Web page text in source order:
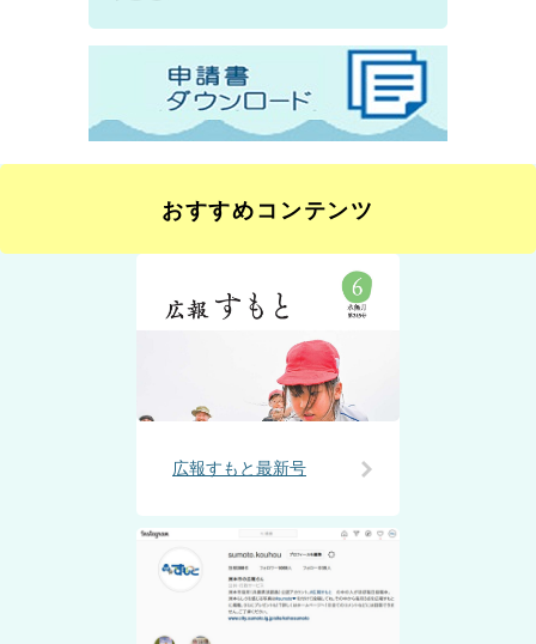
おすすめコンテンツ
広報すもと最新号